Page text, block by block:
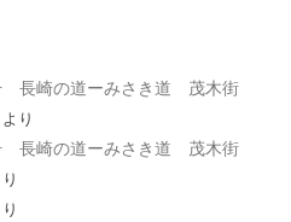
長崎の道ーみさき道 茂木街
より
長崎の道ーみさき道 茂木街